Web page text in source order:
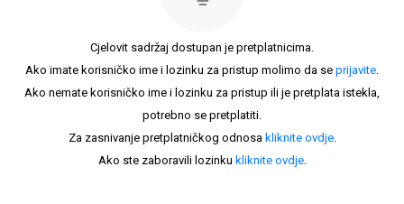
Cjelovit sadržaj dostupan je pretplatnicima.
Ako imate korisničko ime i lozinku za pristup molimo da se prijavite.
Ako nemate korisničko ime i lozinku za pristup ili je pretplata istekla,
potrebno se pretplatiti.
Za zasnivanje pretplatničkog odnosa kliknite ovdje.
Ako ste zaboravili lozinku kliknite ovdje.